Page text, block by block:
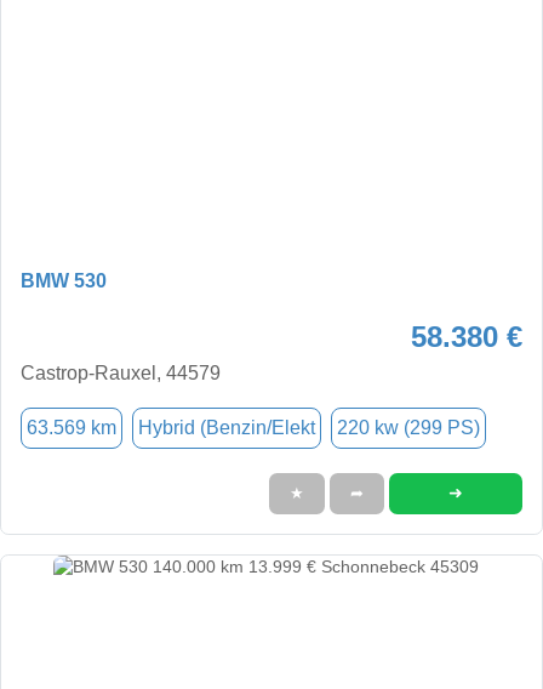
BMW 530
58.380 €
Castrop-Rauxel, 44579
63.569 km Hybrid (Benzin/Elekt 220 kw (299 PS)
★ ➦ ➜